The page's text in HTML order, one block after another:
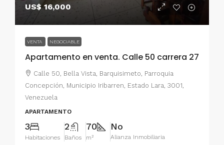
US$ 16,000
VENTA NEGOCIABLE
Apartamento en venta. Calle 50 carrera 27
Calle 50, Bella Vista, Barquisimeto, Parroquia
Concepción, Municipio Iribarren, Estado Lara, 3001,
Venezuela
APARTAMENTO
3
Habitaciones
2
Baños
70
m²
No
Alianza Inmobiliaria